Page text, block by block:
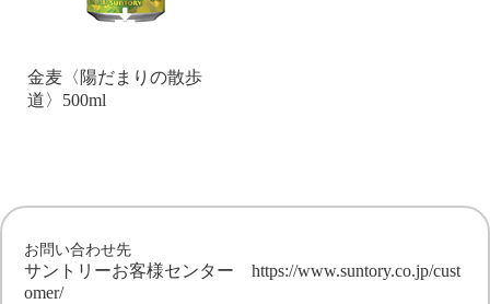
金麦〈陽だまりの散歩
道〉500ml
お問い合わせ先
サントリーお客様センター https://www.suntory.co.jp/cust
omer/